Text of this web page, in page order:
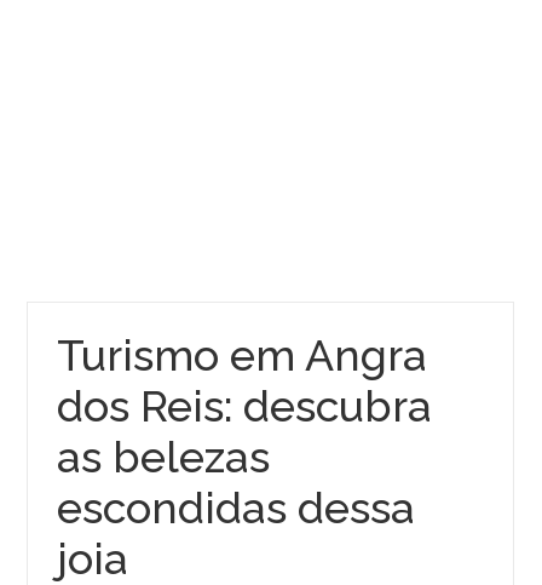
Turismo em Angra
dos Reis: descubra
as belezas
escondidas dessa
joia